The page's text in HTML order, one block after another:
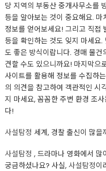
당 지역의 부동산 중개사무소를
등을 알아보는 것이 중요해요.
정보를 얻어보세요! 그리고 직접
등을 확인하는 것도 잊지 마세요
도 좋은 방식이랍니다. 경매 물
견할 수도 있으니까요! 마지막으
사이트를 활용해 정보를 수집하
의 의견을 참고하여 객관적인 시
지 마세요, 꼼꼼한 주변 환경 조
다!
사설탐정 세계, 경찰 출신이 많을
사설탐정 , 드라마나 영화에서 많
궁금하셨나요?‍ 사실,사설탐정이